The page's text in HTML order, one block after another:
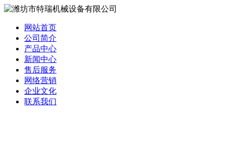
网站首页
公司简介
产品中心
新闻中心
售后服务
网络营销
企业文化
联系我们